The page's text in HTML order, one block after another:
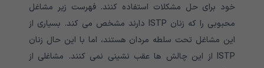
خود برای حل مشکلات استفاده کنند. فهرست زیر مشاغل
محبوبی را که زنان ISTP دارند مشخص می کند. بسیاری از
این مشاغل تحت سلطه مردان هستند، اما با این حال زنان
ISTP از این چالش ها عقب نشینی نمی کنند. مشاغلی از